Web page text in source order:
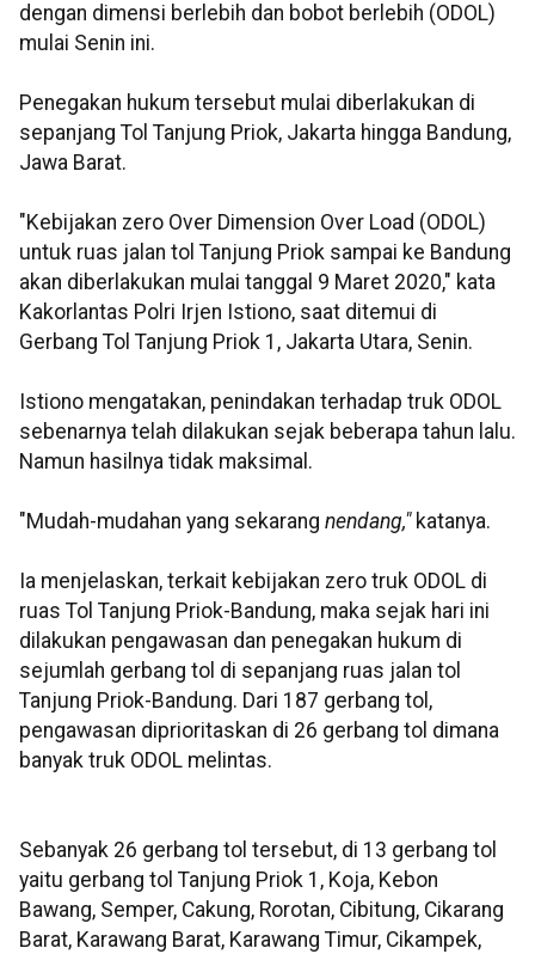
dengan dimensi berlebih dan bobot berlebih (ODOL)
mulai Senin ini.
Penegakan hukum tersebut mulai diberlakukan di
sepanjang Tol Tanjung Priok, Jakarta hingga Bandung,
Jawa Barat.
"Kebijakan zero Over Dimension Over Load (ODOL)
untuk ruas jalan tol Tanjung Priok sampai ke Bandung
akan diberlakukan mulai tanggal 9 Maret 2020," kata
Kakorlantas Polri Irjen Istiono, saat ditemui di
Gerbang Tol Tanjung Priok 1, Jakarta Utara, Senin.
Istiono mengatakan, penindakan terhadap truk ODOL
sebenarnya telah dilakukan sejak beberapa tahun lalu.
Namun hasilnya tidak maksimal.
"Mudah-mudahan yang sekarang nendang," katanya.
Ia menjelaskan, terkait kebijakan zero truk ODOL di
ruas Tol Tanjung Priok-Bandung, maka sejak hari ini
dilakukan pengawasan dan penegakan hukum di
sejumlah gerbang tol di sepanjang ruas jalan tol
Tanjung Priok-Bandung. Dari 187 gerbang tol,
pengawasan diprioritaskan di 26 gerbang tol dimana
banyak truk ODOL melintas.
Sebanyak 26 gerbang tol tersebut, di 13 gerbang tol
yaitu gerbang tol Tanjung Priok 1, Koja, Kebon
Bawang, Semper, Cakung, Rorotan, Cibitung, Cikarang
Barat, Karawang Barat, Karawang Timur, Cikampek,